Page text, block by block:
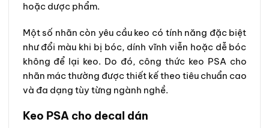
hoặc dược phẩm.
Một số nhãn còn yêu cầu keo có tính năng đặc biệt
như đổi màu khi bị bóc, dính vĩnh viễn hoặc dễ bóc
không để lại keo. Do đó, công thức keo PSA cho
nhãn mác thường được thiết kế theo tiêu chuẩn cao
và đa dạng tùy từng ngành nghề.
Keo PSA cho decal dán